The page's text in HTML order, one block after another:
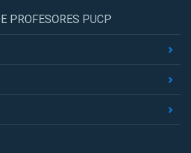
PROFESORES PUCP